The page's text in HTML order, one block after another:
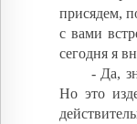
присядем,
с вами
сегодня я
- Да,
Но это